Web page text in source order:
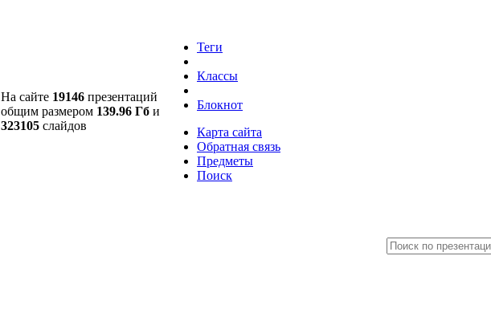
На сайте 19146 презентаций
общим размером 139.96 Гб и
323105 слайдов
Теги
Классы
Блокнот
Карта сайта
Обратная связь
Предметы
Поиск